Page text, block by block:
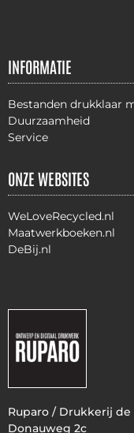
INFORMATIE
Bestanden drukklaar
Duurzaamheid
Service
ONZE WEBSITES
WeLoveRecycled.nl
Maatwerkboeken.nl
DeBij.nl
Ruparo / Drukkerij de
Donauweg 2c